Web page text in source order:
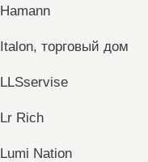
Hamann
Italon, торговый дом
LLSservise
Lr Rich
Lumi Nation